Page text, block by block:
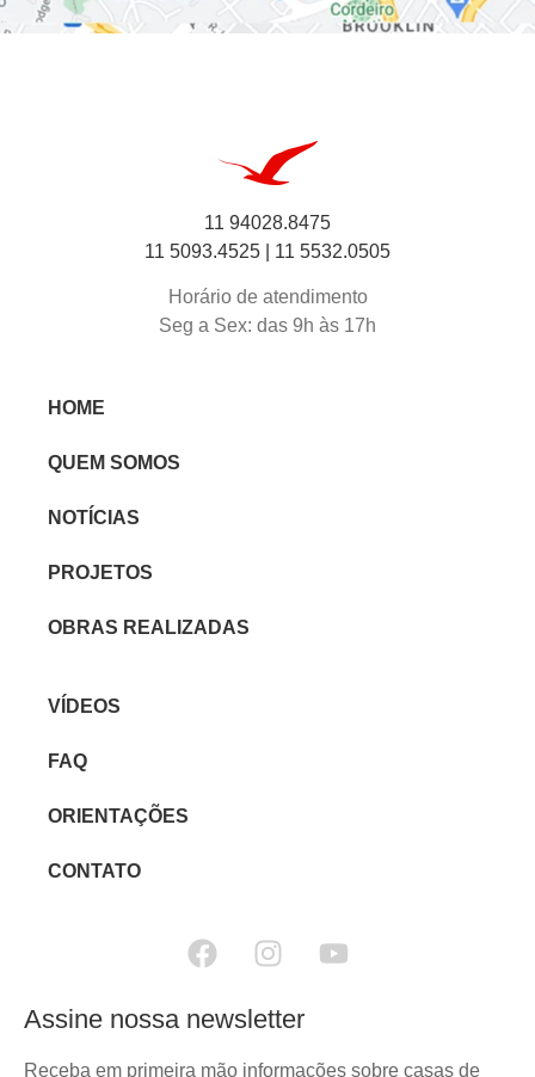
11 94028.8475
11 5093.4525 | 11 5532.0505
Horário de atendimento
Seg a Sex: das 9h às 17h
HOME
QUEM SOMOS
NOTÍCIAS
PROJETOS
OBRAS REALIZADAS
VÍDEOS
FAQ
ORIENTAÇÕES
CONTATO
Assine nossa newsletter
Receba em primeira mão informações sobre casas de